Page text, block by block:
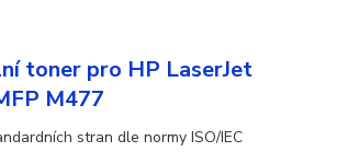
toner pro HP LaserJet
M477
stran dle normy ISO/IEC